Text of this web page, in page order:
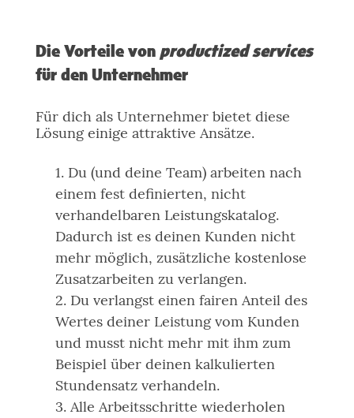
Die Vorteile von productized services
für den Unternehmer
Für dich als Unternehmer bietet diese
Lösung einige attraktive Ansätze.
Du (und deine Team) arbeiten nach
einem fest definierten, nicht
verhandelbaren Leistungskatalog.
Dadurch ist es deinen Kunden nicht
mehr möglich, zusätzliche kostenlose
Zusatzarbeiten zu verlangen.
Du verlangst einen fairen Anteil des
Wertes deiner Leistung vom Kunden
und musst nicht mehr mit ihm zum
Beispiel über deinen kalkulierten
Stundensatz verhandeln.
Alle Arbeitsschritte wiederholen